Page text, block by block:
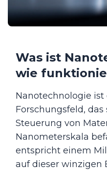
Was ist
wie
Nanotechnologie
Forschungsfeld,
Steuerung von
Nanometerskala
entspricht einem
auf dieser winzigen